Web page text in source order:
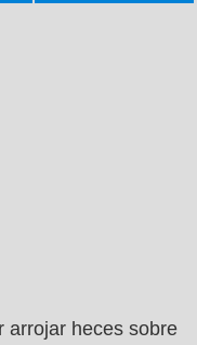
arrojar heces sobre